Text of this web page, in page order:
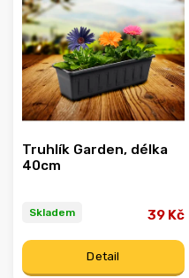
Truhlík Garden, délka
40cm
Skladem 39 Kč
Detail